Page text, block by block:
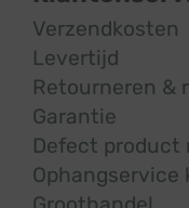
Verzendkosten
Levertijd
Retourneren &
Garantie
Defect product